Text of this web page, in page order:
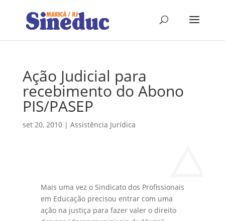
Ação Judicial para
recebimento do Abono
PIS/PASEP
set 20, 2010| Assistência Jurídica
Mais uma vez o Sindicato dos Profissionais
em Educação precisou entrar com uma
ação na justiça para fazer valer o direito